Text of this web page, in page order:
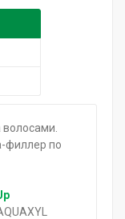
филлер по